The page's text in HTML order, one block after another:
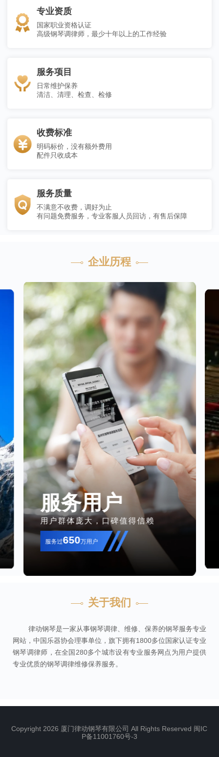
专业资质
国家职业资格认证
高级钢琴调律师，最少十年以上的工作经验
服务项目
日常维护保养
清洁、清理、检查、检修
收费标准
明码标价，没有额外费用
配件只收成本
服务质量
不满意不收费，调好为止
有问题免费服务，专业客服人员回访，有售后保障
企业历程
服务用户
用户群体庞大，口碑值得信赖
服务过650万用户
关于我们
律动钢琴是一家从事钢琴调律、维修、保养的钢琴服务专业
网站，中国乐器协会理事单位，旗下拥有1800多位国家认证专业
钢琴调律师，在全国280多个城市设有专业服务网点为用户提供
专业优质的钢琴调律维修保养服务。
Copyright 2026 厦门律动钢琴有限公司 All Rights Reserved 闽IC
P备11001760号-3